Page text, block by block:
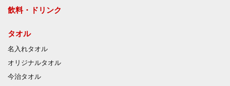
飲料・ドリンク
タオル
名入れタオル
オリジナルタオル
今治タオル